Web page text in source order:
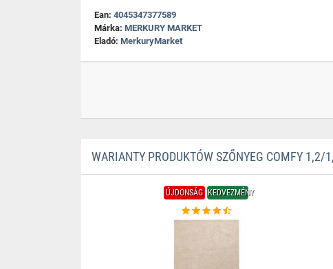
Ean: 4045347377589
Márka: MERKURY MARKET
Eladó: MerkuryMarket
WARIANTY PRODUKTÓW SZŐNYEG COMFY 1,2/
ÚJDONSÁG KEDVEZMÉNY